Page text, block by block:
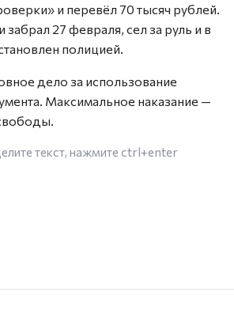
и перевёл 70 тысяч рублей.
27 февраля, сел за руль и в
полицией.
дело за использование
Максимальное наказание —
текст, нажмите ctrl+enter